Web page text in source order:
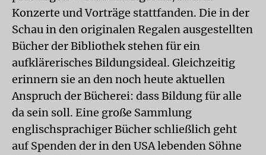
Konzerte und Vorträge stattfanden. Die in der
Schau in den originalen Regalen ausgestellten
Bücher der Bibliothek stehen für ein
aufklärerisches Bildungsideal. Gleichzeitig
erinnern sie an den noch heute aktuellen
Anspruch der Bücherei: dass Bildung für alle
da sein soll. Eine große Sammlung
englischsprachiger Bücher schließlich geht
auf Spenden der in den USA lebenden Söhne